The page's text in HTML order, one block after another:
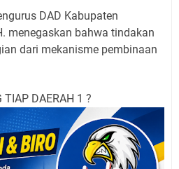
DAD Kabupaten
menegaskan bahwa tindakan
dari mekanisme pembinaan
TIAP DAERAH 1 ?